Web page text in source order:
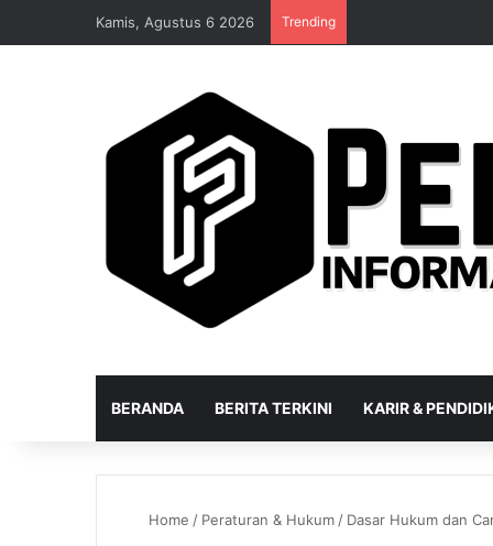
Kamis, Agustus 6 2026 Trending
BERANDA BERITA TERKINI KARIR &
Home / Peraturan & Hukum / Dasar Hukum dan